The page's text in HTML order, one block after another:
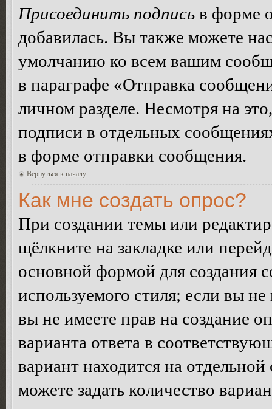
Присоединить подпись в форме
добавилась. Вы также можете
умолчанию ко всем вашим
в параграфе «Отправка
личном разделе. Несмотря на
подписи в отдельных
в форме отправки сообщения.
Вернуться к началу
Как мне создать опрос?
При создании темы или
щёлкните на закладке или
основной формой для создания
используемого стиля; если вы
вы не имеете прав на создание
варианта ответа в
вариант находится на
можете задать количество